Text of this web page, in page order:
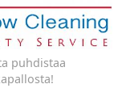
puhdistaa